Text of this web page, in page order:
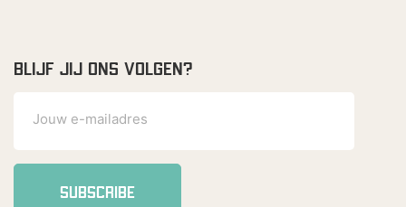
BLIJF JIJ ONS VOLGEN?
SUBSCRIBE